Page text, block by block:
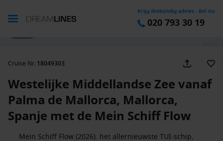
Krijg deskundig advies - Bel nu
020 793 30 19
Cruise Nr.:18049303
Westelijke Middellandse Zee vanaf
Palma de Mallorca, Mallorca,
Spanje met de Mein Schiff Flow
Mein Schiff Flow (2026): het allernieuwste TUI-schip,